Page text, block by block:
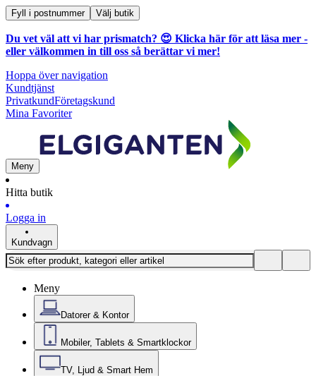
Fyll i postnummer Välj butik
Du vet väl att vi har prismatch? 😍 Klicka här för att läsa mer -
eller välkommen in till oss så berättar vi mer!
Hoppa över navigation
Kundtjänst
PrivatkundFöretagskund
Mina Favoriter
Meny
Hitta butik
Logga in
Kundvagn
Meny
Datorer & Kontor
Mobiler, Tablets & Smartklockor
TV, Ljud & Smart Hem